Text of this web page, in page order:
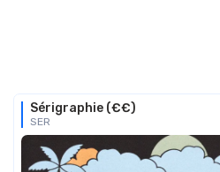
Sérigraphie (€€)
SER